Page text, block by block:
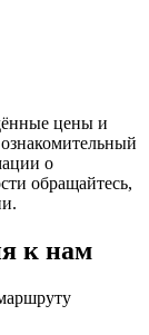
цены и
о
обращайтесь,
к нам